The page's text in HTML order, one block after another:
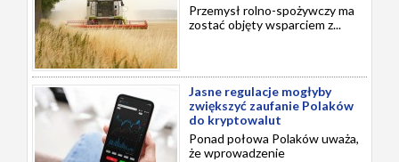
Przemysł rolno-spożywczy ma
zostać objęty wsparciem z...
Jasne regulacje mogłyby
zwiększyć zaufanie Polaków
do kryptowalut
Ponad połowa Polaków uważa,
że wprowadzenie